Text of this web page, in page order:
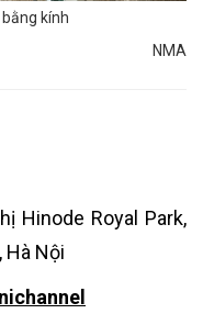
kính
NMA
Hinode Royal Park,
Hà Nội